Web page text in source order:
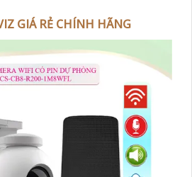
GIÁ RẺ CHÍNH HÃNG